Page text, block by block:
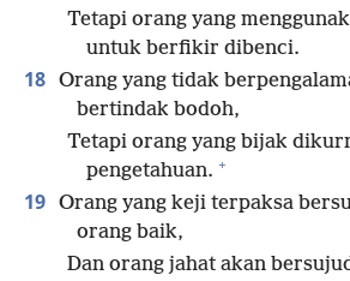
Tetapi orang yang
untuk berfikir dibenci.
18 Orang yang tidak
bertindak bodoh,
Tetapi orang yang bijak
pengetahuan. +
19 Orang yang keji terpaksa
orang baik,
Dan orang jahat akan